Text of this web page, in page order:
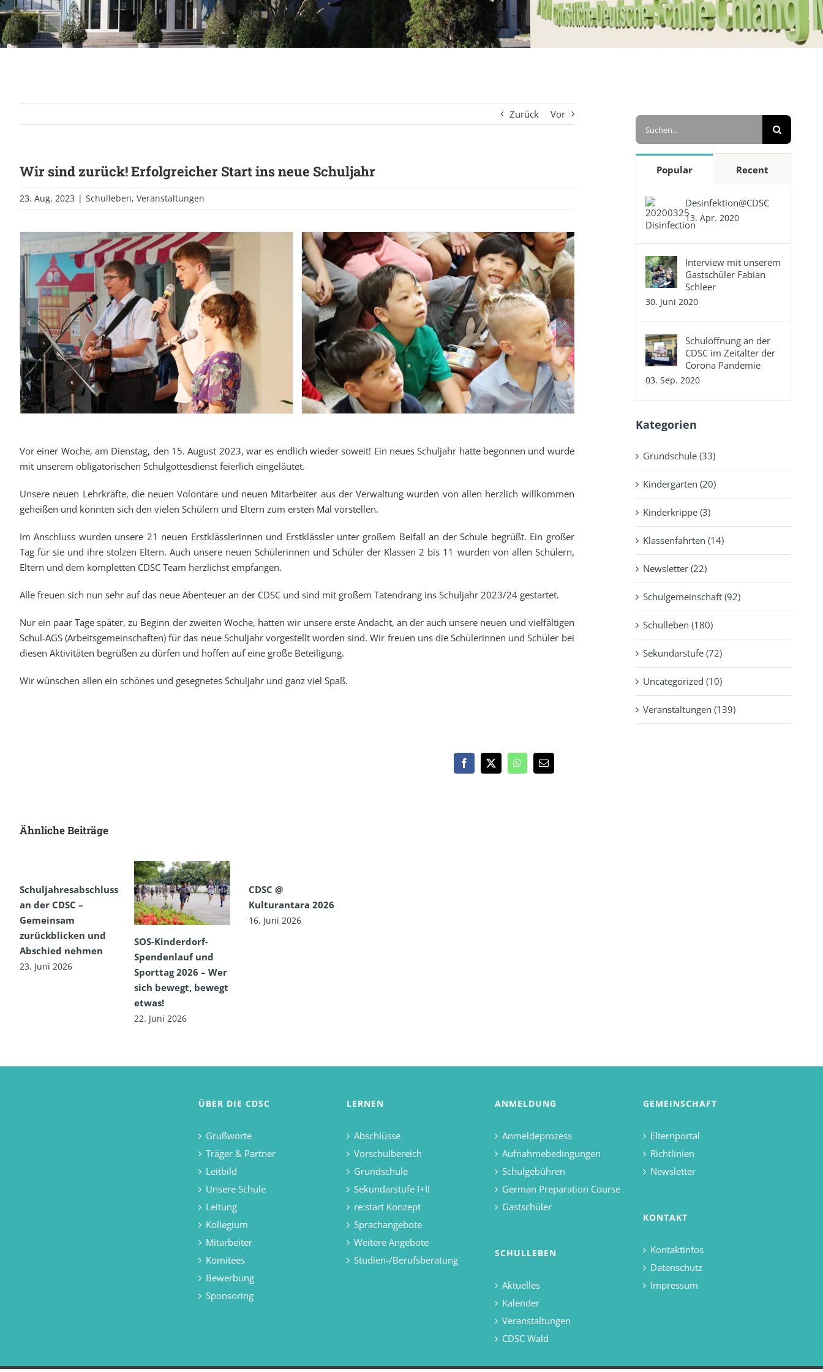
Zurück Vor
Wir sind zurück! Erfolgreicher Start ins neue Schuljahr
23. Aug. 2023 | Schulleben, Veranstaltungen
Vor einer Woche, am Dienstag, den 15. August 2023, war es endlich wieder soweit! Ein neues Schuljahr hatte begonnen und wurde
mit unserem obligatorischen Schulgottesdienst feierlich eingeläutet.
Unsere neuen Lehrkräfte, die neuen Volontäre und neuen Mitarbeiter aus der Verwaltung wurden von allen herzlich willkommen
geheißen und konnten sich den vielen Schülern und Eltern zum ersten Mal vorstellen.
Im Anschluss wurden unsere 21 neuen Erstklässlerinnen und Erstklässler unter großem Beifall an der Schule begrüßt. Ein großer
Tag für sie und ihre stolzen Eltern. Auch unsere neuen Schülerinnen und Schüler der Klassen 2 bis 11 wurden von allen Schülern,
Eltern und dem kompletten CDSC Team herzlichst empfangen.
Alle freuen sich nun sehr auf das neue Abenteuer an der CDSC und sind mit großem Tatendrang ins Schuljahr 2023/24 gestartet.
Nur ein paar Tage später, zu Beginn der zweiten Woche, hatten wir unsere erste Andacht, an der auch unsere neuen und vielfältigen
Schul-AGS (Arbeitsgemeinschaften) für das neue Schuljahr vorgestellt worden sind. Wir freuen uns die Schülerinnen und Schüler bei
diesen Aktivitäten begrüßen zu dürfen und hoffen auf eine große Beteiligung.
Wir wünschen allen ein schönes und gesegnetes Schuljahr und ganz viel Spaß.
Facebook
X WhatsApp
E-
Mail
Ähnliche Beiträge
Schuljahresabschluss
an der CDSC –
Gemeinsam
zurückblicken und
Abschied nehmen
23. Juni 2026
SOS-Kinderdorf-
Spendenlauf und
Sporttag 2026 – Wer
sich bewegt, bewegt
etwas!
22. Juni 2026
CDSC @
Kulturantara 2026
16. Juni 2026
Suche
Popular Recent
Desinfektion@CDSC
13. Apr. 2020
Interview mit unserem
Gastschüler Fabian
Schleer
30. Juni 2020
Schulöffnung an der
CDSC im Zeitalter der
Corona Pandemie
03. Sep. 2020
Kategorien
Grundschule (33)
Kindergarten (20)
Kinderkrippe (3)
Klassenfahrten (14)
Newsletter (22)
Schulgemeinschaft (92)
Schulleben (180)
Sekundarstufe (72)
Uncategorized (10)
Veranstaltungen (139)
ÜBER DIE CDSC
Grußworte
Träger & Partner
Leitbild
Unsere Schule
Leitung
Kollegium
Mitarbeiter
Komitees
Bewerbung
Sponsoring
LERNEN
Abschlüsse
Vorschulbereich
Grundschule
Sekundarstufe I+II
re:start Konzept
Sprachangebote
Weitere Angebote
Studien-/Berufsberatung
ANMELDUNG
Anmeldeprozess
Aufnahmebedingungen
Schulgebühren
German Preparation Course
Gastschüler
SCHULLEBEN
Aktuelles
Kalender
Veranstaltungen
CDSC Wald
GEMEINSCHAFT
Elternportal
Richtlinien
Newsletter
KONTAKT
Kontaktinfos
Datenschutz
Impressum